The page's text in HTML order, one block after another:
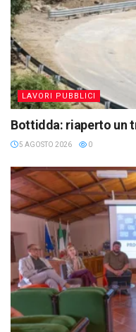
LAVORI PUBBLICI
Bottidda: riaperto un
5 AGOSTO 2026 0